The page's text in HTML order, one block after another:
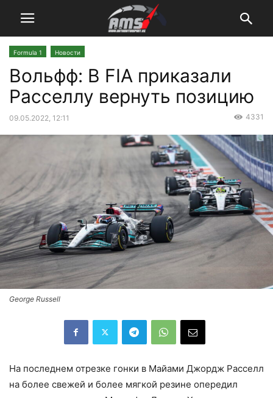
Formula 1 Новости
Вольфф: В FIA приказали
Расселлу вернуть позицию
09.05.2022, 12:11 4331
George Russell
На последнем отрезке гонки в Майами Джордж Расселл
на более свежей и более мягкой резине опередил